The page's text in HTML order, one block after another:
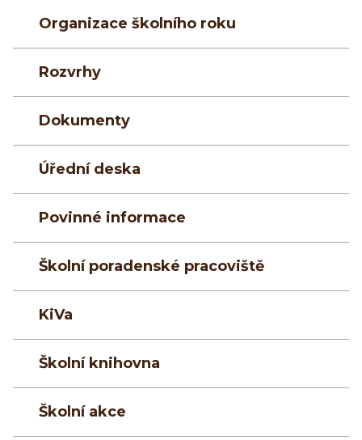
Organizace školního roku
Rozvrhy
Dokumenty
Úřední deska
Povinné informace
Školní poradenské pracoviště
KiVa
Školní knihovna
Školní akce